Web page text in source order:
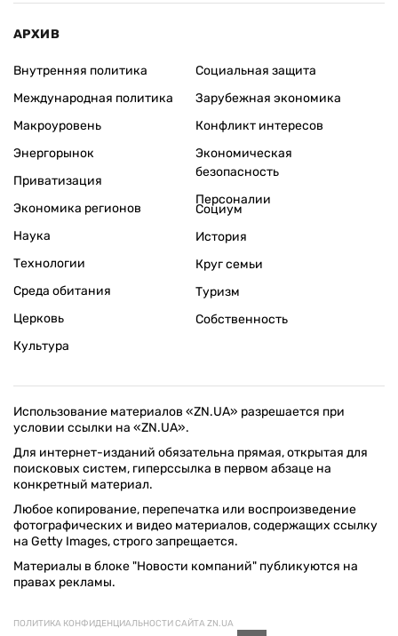
АРХИВ
Внутренняя политика
Международная политика
Макроуровень
Энергорынок
Приватизация
Экономика регионов
Социальная защита
Зарубежная экономика
Конфликт интересов
Экономическая
безопасность
Персоналии
Наука
Технологии
Среда обитания
Церковь
Культура
Социум
История
Круг семьи
Туризм
Собственность
Использование материалов «ZN.UA» разрешается при
условии ссылки на «ZN.UA».
Для интернет-изданий обязательна прямая, открытая для
поисковых систем, гиперссылка в первом абзаце на
конкретный материал.
Любое копирование, перепечатка или воспроизведение
фотографических и видео материалов, содержащих ссылку
на Getty Images, строго запрещается.
Материалы в блоке "Новости компаний" публикуются на
правах рекламы.
ПОЛИТИКА КОНФИДЕНЦИАЛЬНОСТИ САЙТА ZN.UA